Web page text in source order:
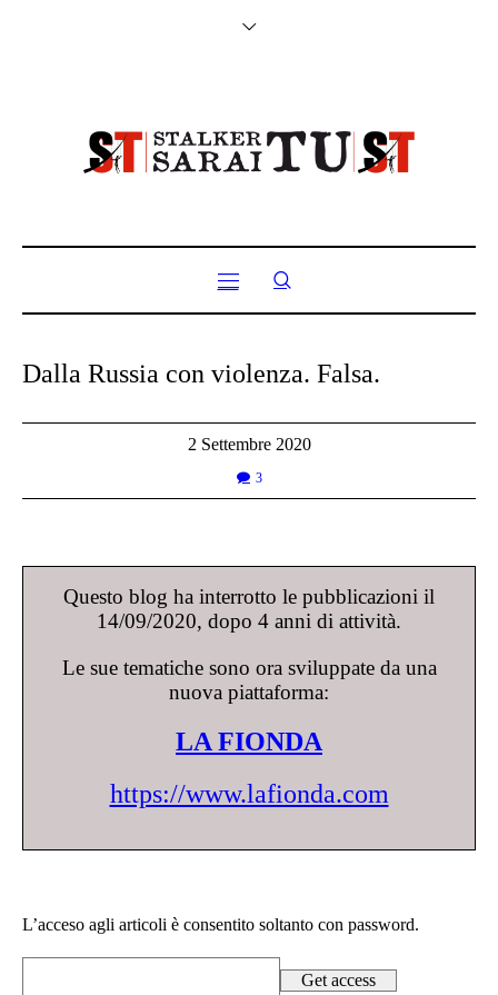
Dalla Russia con violenza. Falsa.
2 Settembre 2020
3
Questo blog ha interrotto le pubblicazioni il
14/09/2020, dopo 4 anni di attività.
Le sue tematiche sono ora sviluppate da una
nuova piattaforma:
LA FIONDA
https://www.lafionda.com
L’acceso agli articoli è consentito soltanto con password.